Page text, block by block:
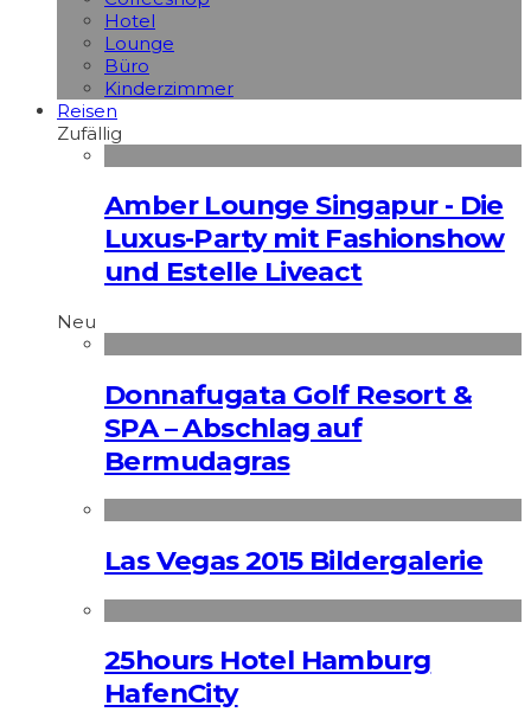
Hotel
Lounge
Büro
Kinderzimmer
Reisen
Zufällig
Amber Lounge Singapur - Die
Luxus-Party mit Fashionshow
und Estelle Liveact
Neu
Donnafugata Golf Resort &
SPA – Abschlag auf
Bermudagras
Las Vegas 2015 Bildergalerie
25hours Hotel Hamburg
HafenCity